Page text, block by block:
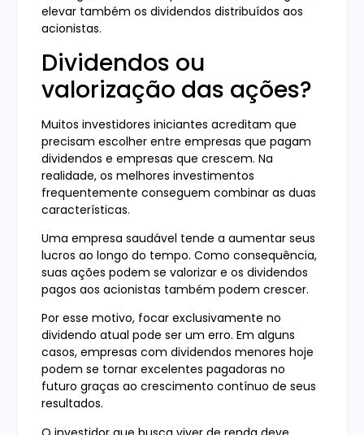
elevar também os dividendos distribuídos aos
acionistas.
Dividendos ou
valorização das ações?
Muitos investidores iniciantes acreditam que
precisam escolher entre empresas que pagam
dividendos e empresas que crescem. Na
realidade, os melhores investimentos
frequentemente conseguem combinar as duas
características.
Uma empresa saudável tende a aumentar seus
lucros ao longo do tempo. Como consequência,
suas ações podem se valorizar e os dividendos
pagos aos acionistas também podem crescer.
Por esse motivo, focar exclusivamente no
dividendo atual pode ser um erro. Em alguns
casos, empresas com dividendos menores hoje
podem se tornar excelentes pagadoras no
futuro graças ao crescimento contínuo de seus
resultados.